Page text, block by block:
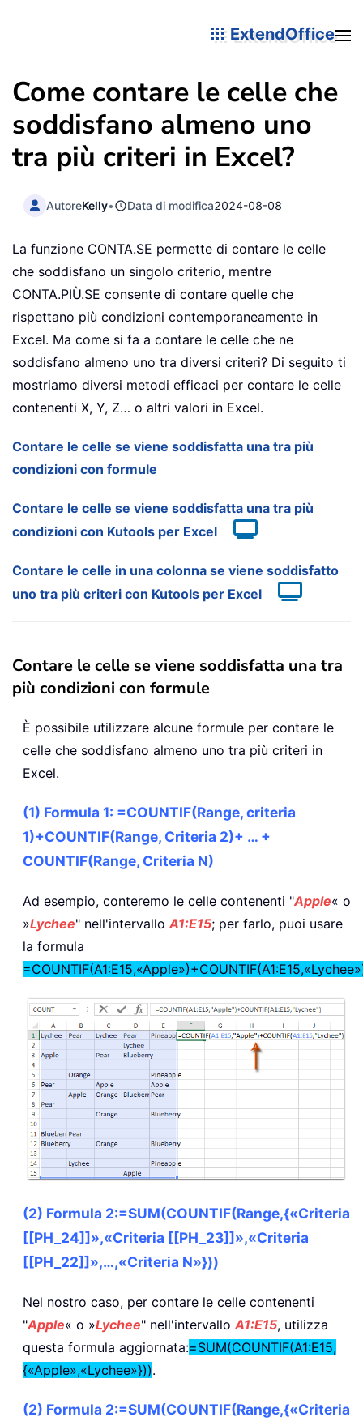
ExtendOffice
Come contare le celle che
soddisfano almeno uno
tra più criteri in Excel?
AutoreKelly• Data di modifica2024-08-08
La funzione CONTA.SE permette di contare le celle
che soddisfano un singolo criterio, mentre
CONTA.PIÙ.SE consente di contare quelle che
rispettano più condizioni contemporaneamente in
Excel. Ma come si fa a contare le celle che ne
soddisfano almeno uno tra diversi criteri? Di seguito ti
mostriamo diversi metodi efficaci per contare le celle
contenenti X, Y, Z… o altri valori in Excel.
Contare le celle se viene soddisfatta una tra più
condizioni con formule
Contare le celle se viene soddisfatta una tra più
condizioni con Kutools per Excel
Contare le celle in una colonna se viene soddisfatto
uno tra più criteri con Kutools per Excel
Contare le celle se viene soddisfatta una tra
più condizioni con formule
È possibile utilizzare alcune formule per contare le
celle che soddisfano almeno uno tra più criteri in
Excel.
(1) Formula 1: =COUNTIF(Range, criteria
1)+COUNTIF(Range, Criteria 2)+ … +
COUNTIF(Range, Criteria N)
Ad esempio, conteremo le celle contenenti "Apple« o
»Lychee" nell'intervallo A1:E15; per farlo, puoi usare
la formula
(2) Formula 2:=SUM(COUNTIF(Range,{«Criteria
[[PH_24]]»,«Criteria [[PH_23]]»,«Criteria
[[PH_22]]»,…,«Criteria N»}))
Nel nostro caso, per contare le celle contenenti
"Apple« o »Lychee" nell'intervallo A1:E15, utilizza
questa formula aggiornata:=SUM(COUNTIF(A1:E15,
{«Apple»,«Lychee»})).
(2) Formula 2:=SUM(COUNTIF(Range,{«Criteria